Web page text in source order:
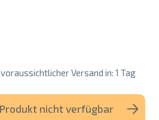
Versand in: 1 Tag
Produkt nicht verfügbar